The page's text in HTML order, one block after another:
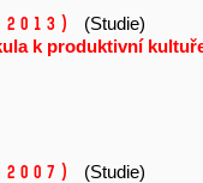
(Studie)
k produktivní
(Studie)